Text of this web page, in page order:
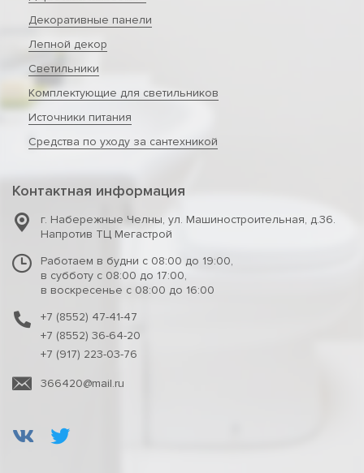
Декоративные панели
Лепной декор
Светильники
Комплектующие для светильников
Источники питания
Средства по уходу за сантехникой
Контактная информация
г. Набережные Челны, ул. Машиностроительная, д.36.
Напротив ТЦ Мегастрой
Работаем в будни с 08:00 до 19:00,
в субботу с 08:00 до 17:00,
в воскресенье с 08:00 до 16:00
+7 (8552) 47-41-47
+7 (8552) 36-64-20
+7 (917) 223-03-76
366420@mail.ru